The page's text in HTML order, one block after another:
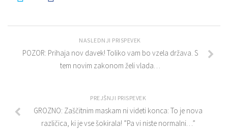
NASLEDNJI PRISPEVEK
POZOR: Prihaja nov davek! Toliko vam bo vzela država. S
tem novim zakonom želi vlada…
PREJŠNJI PRISPEVEK
GROZNO: Zaščitnim maskam ni videti konca: To je nova
različica, ki je vse šokirala! ”Pa vi niste normalni…”